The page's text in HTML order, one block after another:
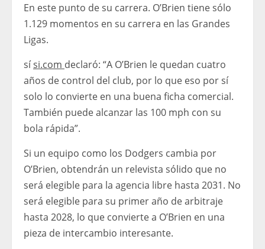
En este punto de su carrera. O’Brien tiene sólo
1.129 momentos en su carrera en las Grandes
Ligas.
sísi.com declaró: “A O’Brien le quedan cuatro
años de control del club, por lo que eso por sí
solo lo convierte en una buena ficha comercial.
También puede alcanzar las 100 mph con su
bola rápida”.
Si un equipo como los Dodgers cambia por
O’Brien, obtendrán un relevista sólido que no
será elegible para la agencia libre hasta 2031. No
será elegible para su primer año de arbitraje
hasta 2028, lo que convierte a O’Brien en una
pieza de intercambio interesante.